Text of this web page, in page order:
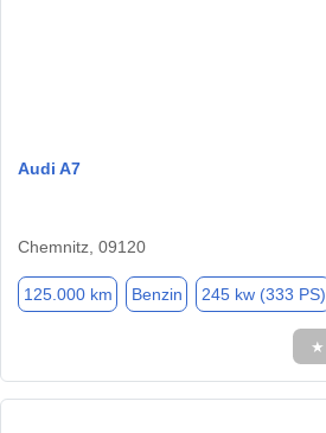
Audi A7
Chemnitz, 09120
125.000 km Benzin 245 kw (333 PS)
★